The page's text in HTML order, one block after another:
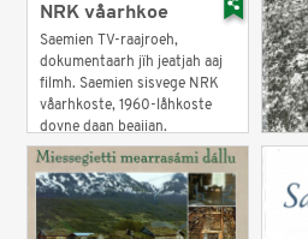
NRK våarhkoe
Saemien TV-raajroeh,
dokumentaarh jïh jeatjah aaj
filmh. Saemien sisvege NRK
våarhkoste, 1960-låhkoste
dovne daan beajjan.